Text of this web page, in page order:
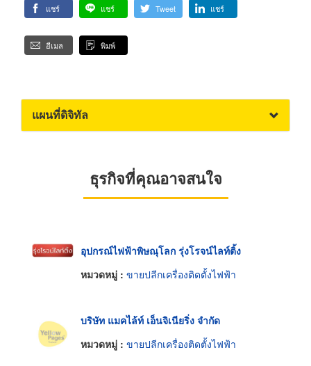
แชร์ แชร์ Tweet แชร์
อีเมล พิมพ์
แผนที่ดิจิทัล
ธุรกิจที่คุณอาจสนใจ
อุปกรณ์ไฟฟ้าพิษณุโลก รุ่งโรจน์ไลท์ติ้ง
หมวดหมู่ : ขายปลีกเครื่องติดตั้งไฟฟ้า
บริษัท แมคไล้ท์ เอ็นจิเนียริ่ง จำกัด
หมวดหมู่ : ขายปลีกเครื่องติดตั้งไฟฟ้า